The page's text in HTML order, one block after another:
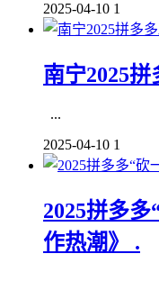
2025-04-10 1
南宁2025
...
2025-04-10 1
2025拼多
作热潮》 .